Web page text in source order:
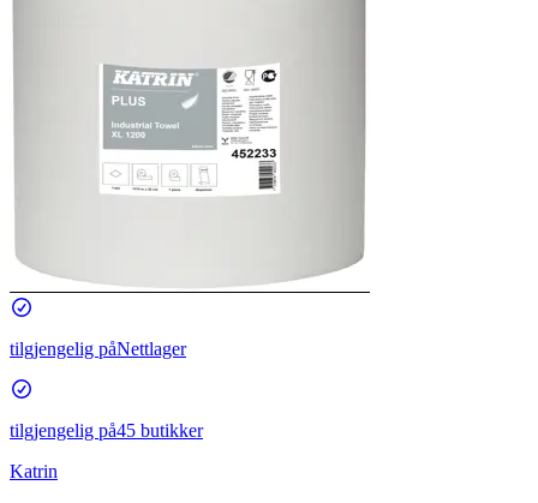
tilgjengelig påNettlager
tilgjengelig på45 butikker
Katrin